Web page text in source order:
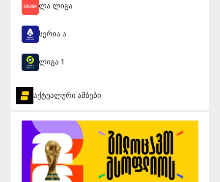
ლა ლიგა
სერია ა
ლიგა 1
აქტუალური ამბები